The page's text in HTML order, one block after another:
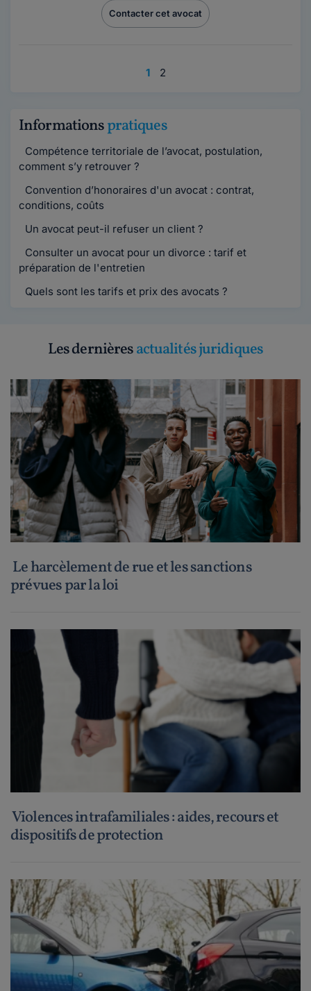
Contacter cet avocat
1 2
Informationspratiques
Compétence territoriale de l’avocat, postulation,
comment s’y retrouver ?
Convention d’honoraires d'un avocat : contrat,
conditions, coûts
Un avocat peut-il refuser un client ?
Consulter un avocat pour un divorce : tarif et
préparation de l'entretien
Quels sont les tarifs et prix des avocats ?
Les dernièresactualités juridiques
Le harcèlement de rue et les sanctions
prévues par la loi
Violences intrafamiliales : aides, recours et
dispositifs de protection